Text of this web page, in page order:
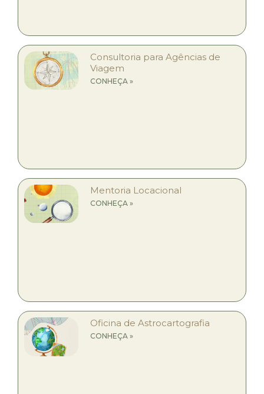
Consultoria para Agências de
Viagem
CONHEÇA »
Mentoria Locacional
CONHEÇA »
Oficina de Astrocartografia
CONHEÇA »